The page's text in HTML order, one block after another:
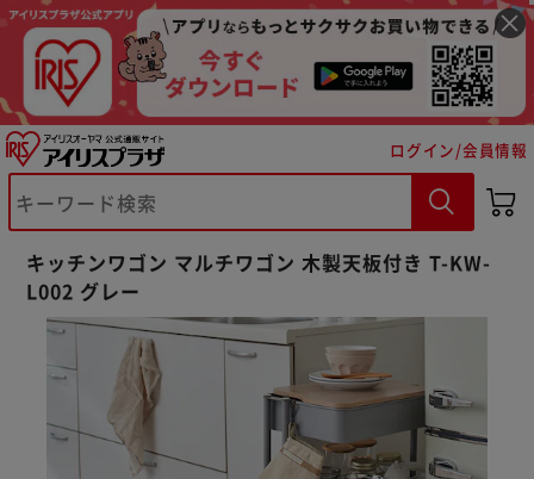
ログイン/会員情報
キッチンワゴン マルチワゴン 木製天板付き T-KW-
L002 グレー